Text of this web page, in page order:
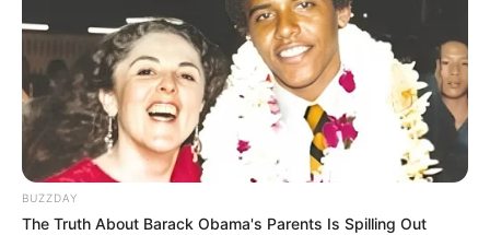
LIHAT ARTIKEL LAINNYA
BUZZDAY
The Truth About Barack Obama's Parents Is Spilling Out